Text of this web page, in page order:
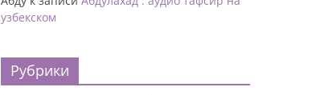
узбекском
Рубрики